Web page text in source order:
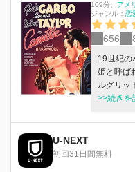
109分、 アメ
ジャンル： 恋
656
19世紀の
姫と呼ば
ルグリッ
をパトロ
Rating
>>続きを
U-NEXT
初回31日間無料